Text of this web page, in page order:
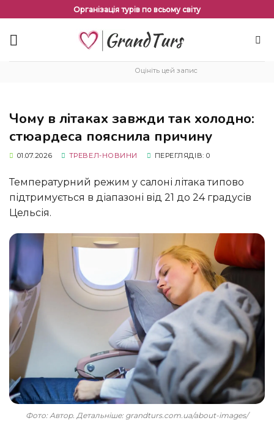
змісту
Організація турів по всьому світу
Оцініть цей запис
Чому в літаках завжди так холодно:
стюардеса пояснила причину
01.07.2026 ТРЕВЕЛ-НОВИНИ ПЕРЕГЛЯДІВ: 0
Температурний режим у салоні літака типово
підтримується в діапазоні від 21 до 24 градусів
Цельсія.
Фото: Автор. Детальніше: grandturs.com.ua/about-images/